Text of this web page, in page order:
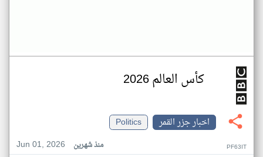
كأس العالم 2026
اخبار جزر القمر
Politics
Jun 01, 2026
منذ شهرين PF63IT